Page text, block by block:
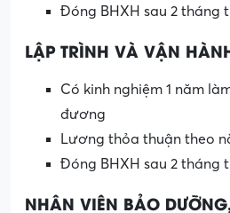
Đóng BHXH sau 2 tháng
LẬP TRÌNH VÀ VẬN
Có kinh nghiệm 1 năm
đương
Lương thỏa thuận theo
Đóng BHXH sau 2 tháng
NHÂN VIÊN BẢO